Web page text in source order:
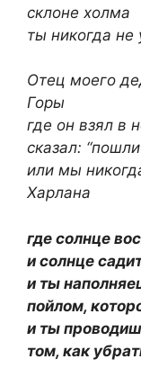
склоне холма
ты никогда
Отец моего
Горы
где он взял в
сказал:
или мы
Харлана
где солнце
и солнце
и ты
пойлом,
и ты
том, как